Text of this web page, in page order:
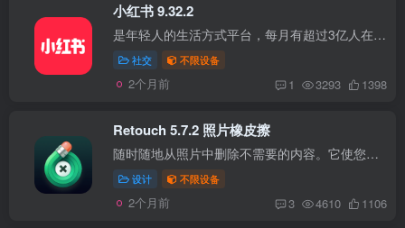
小红书 9.32.2
是年轻人的生活方式平台，每月有超过3亿人在这里分享生活经验，发现真实、美好、多元的世界，找到想要的生活 。 兼容性 iPhone：iOS 14.0+ iPad：iPadOS 14.0+ 版本说明 更新至最新版； 注入小...
社交 不限设备
2个月前 1 3293 1398
Retouch 5.7.2 照片橡皮擦
随时随地从照片中删除不需要的内容。它使您的照片看起来干净，同时节省您宝贵的时间。 本版本开始增加网格删除功能、边缘感知对象删除的新算法以及一些其他很棒的新功能。 兼容性 iPhone：iOS 1...
设计 不限设备
2个月前 3 4610 1106